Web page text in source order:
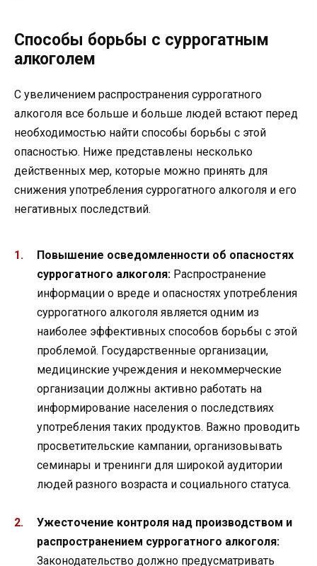
Способы борьбы с суррогатным
алкоголем
С увеличением распространения суррогатного
алкоголя все больше и больше людей встают перед
необходимостью найти способы борьбы с этой
опасностью. Ниже представлены несколько
действенных мер, которые можно принять для
снижения употребления суррогатного алкоголя и его
негативных последствий.
Повышение осведомленности об опасностях
суррогатного алкоголя: Распространение
информации о вреде и опасностях употребления
суррогатного алкоголя является одним из
наиболее эффективных способов борьбы с этой
проблемой. Государственные организации,
медицинские учреждения и некоммерческие
организации должны активно работать на
информирование населения о последствиях
употребления таких продуктов. Важно проводить
просветительские кампании, организовывать
семинары и тренинги для широкой аудитории
людей разного возраста и социального статуса.
Ужесточение контроля над производством и
распространением суррогатного алкоголя:
Законодательство должно предусматривать